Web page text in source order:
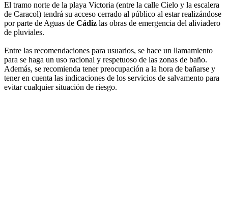
El tramo norte de la playa Victoria (entre la calle Cielo y la escalera
de Caracol) tendrá su acceso cerrado al público al estar realizándose
por parte de Aguas de Cádiz las obras de emergencia del aliviadero
de pluviales.
Entre las recomendaciones para usuarios, se hace un llamamiento
para se haga un uso racional y respetuoso de las zonas de baño.
Además, se recomienda tener preocupación a la hora de bañarse y
tener en cuenta las indicaciones de los servicios de salvamento para
evitar cualquier situación de riesgo.